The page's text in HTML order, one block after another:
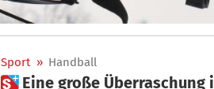
Sport » Handball
 Eine große